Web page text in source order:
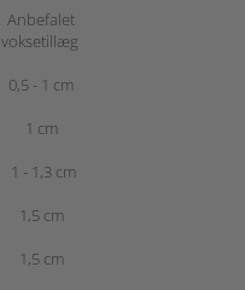
Anbefalet
voksetillæg
0,5 - 1 cm
1 cm
1 - 1,3 cm
1,5 cm
1,5 cm